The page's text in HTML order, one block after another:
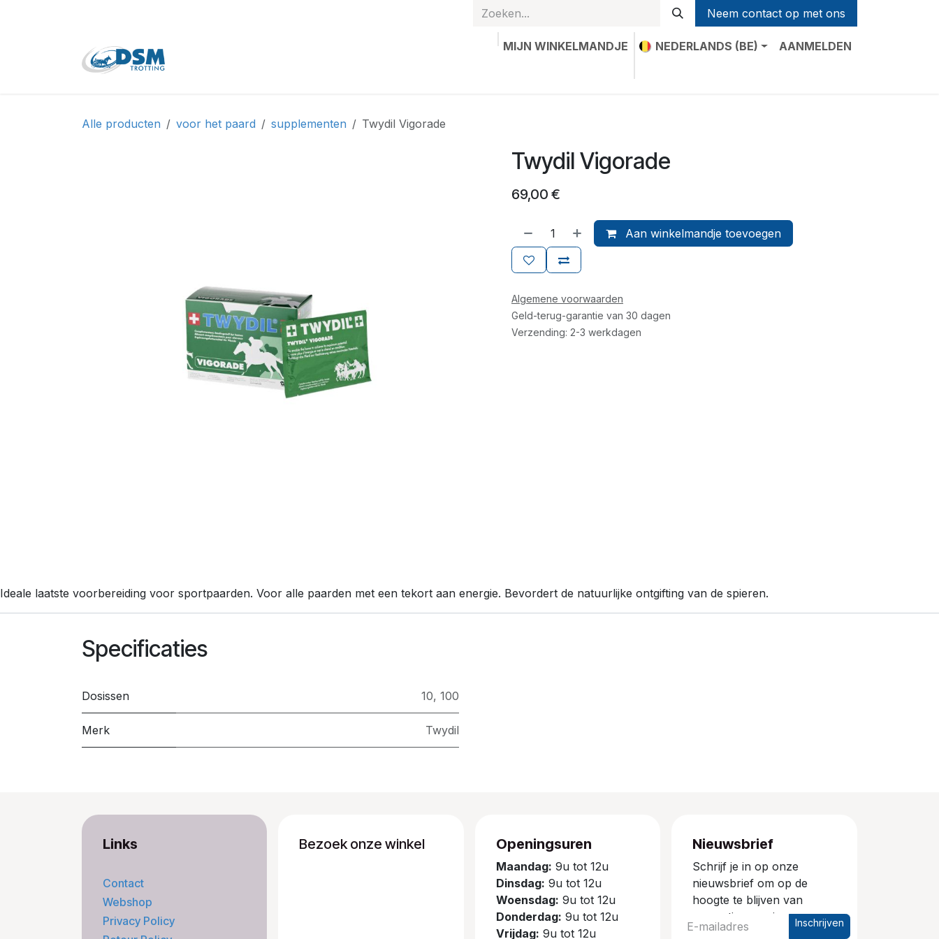
Neem contact op met ons
MIJN WINKELMANDJE NEDERLANDS (BE)
AANMELDEN
Alle producten voor het paard supplementen Twydil Vigorade
Twydil Vigorade
69,00 €
Aan winkelmandje toevoegen
Algemene voorwaarden
Geld-terug-garantie van 30 dagen
Verzending: 2-3 werkdagen
Ideale laatste voorbereiding voor sportpaarden. Voor alle paarden met een tekort aan energie. Bevordert de natuurlijke ontgifting van de spieren.
Specificaties
Dosissen 10, 100
Merk Twydil
Links
Contact
Webshop
Privacy Policy
Bezoek onze winkel Openingsuren
Maandag: 9u tot 12u
Dinsdag: 9u tot 12u
Woensdag: 9u tot 12u
Donderdag: 9u tot 12u
Vrijdag: 9u tot 12u
Nieuwsbrief
Schrijf je in op onze
nieuwsbrief om op de
hoogte te blijven van
promoties en nieuwe
producten.
Inschrijven